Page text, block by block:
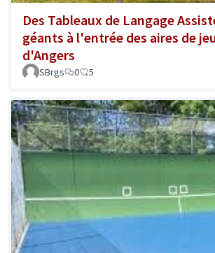
Des Tableaux de Langage
géants à l'entrée des aires de
d'Angers
SBrgs 0 5